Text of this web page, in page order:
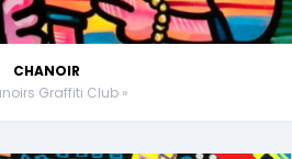
CHANOIR
Graffiti Club »